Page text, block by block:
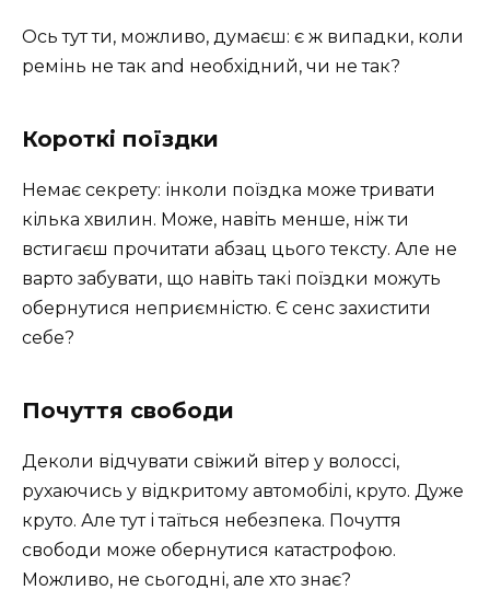
Ось тут ти, можливо, думаєш: є ж випадки, коли
ремінь не так and необхідний, чи не так?
Короткі поїздки
Немає секрету: інколи поїздка може тривати
кілька хвилин. Може, навіть менше, ніж ти
встигаєш прочитати абзац цього тексту. Але не
варто забувати, що навіть такі поїздки можуть
обернутися неприємністю. Є сенс захистити
себе?
Почуття свободи
Деколи відчувати свіжий вітер у волоссі,
рухаючись у відкритому автомобілі, круто. Дуже
круто. Але тут і таїться небезпека. Почуття
свободи може обернутися катастрофою.
Можливо, не сьогодні, але хто знає?